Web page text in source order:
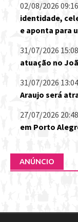
02/08/2026 09:16
identidade,
e aponta para
31/07/2026 15:08
atuação no
31/07/2026 13:04
Araujo será
27/07/2026 20:48
em Porto
ANÚNCIO